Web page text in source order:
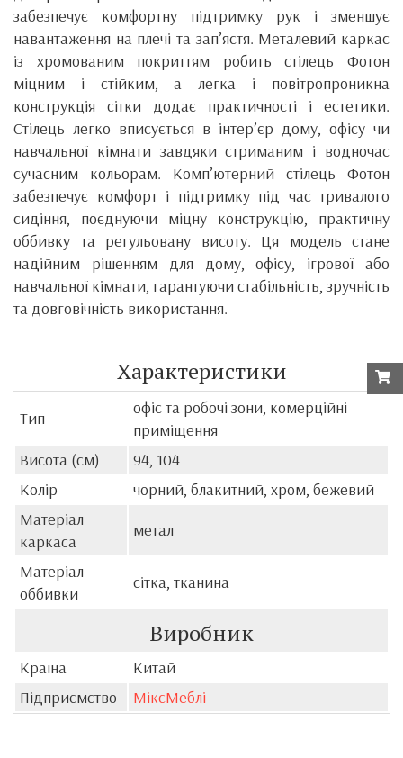
забезпечує комфортну підтримку рук і зменшує
навантаження на плечі та зап’ястя. Металевий каркас
із хромованим покриттям робить стілець Фотон
міцним і стійким, а легка і повітропроникна
конструкція сітки додає практичності і естетики.
Стілець легко вписується в інтер’єр дому, офісу чи
навчальної кімнати завдяки стриманим і водночас
сучасним кольорам. Комп’ютерний стілець Фотон
забезпечує комфорт і підтримку під час тривалого
сидіння, поєднуючи міцну конструкцію, практичну
оббивку та регульовану висоту. Ця модель стане
надійним рішенням для дому, офісу, ігрової або
навчальної кімнати, гарантуючи стабільність, зручність
та довговічність використання.
Характеристики
Тип
офіс та робочі зони, комерційні
приміщення
Висота (см)
94, 104
Колір
чорний, блакитний, хром, бежевий
Матеріал
каркаса
метал
Матеріал
оббивки
сітка, тканина
Виробник
Країна
Китай
Підприємство
МіксМеблі